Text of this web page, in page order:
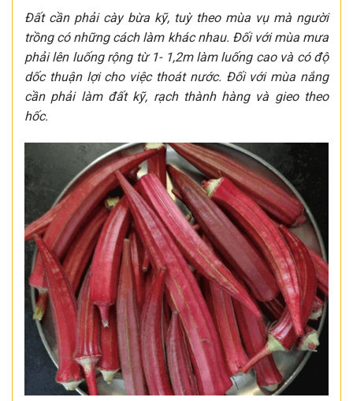
Đất cần phải cày bừa kỹ, tuỳ theo mùa vụ mà người
trồng có những cách làm khác nhau. Đối với mùa mưa
phải lên luống rộng từ 1- 1,2m làm luống cao và có độ
dốc thuận lợi cho việc thoát nước. Đối với mùa nắng
cần phải làm đất kỹ, rạch thành hàng và gieo theo
hốc.